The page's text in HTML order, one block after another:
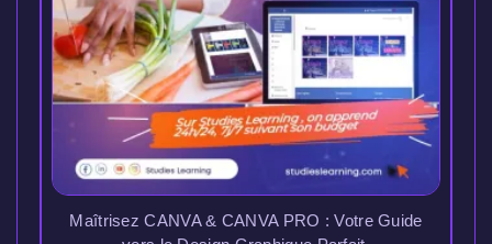
Maîtrisez CANVA & CANVA PRO : Votre Guide